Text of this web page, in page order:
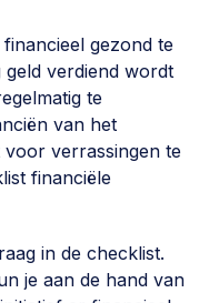
begroting en omzet >
betaalde krachten
gezond te
geld verdiend wordt
te
van het
voor verrassingen te
financiële
in de checklist.
je aan de hand van